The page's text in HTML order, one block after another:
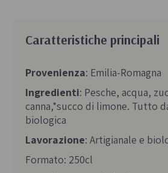
Caratteristiche principali
Provenienza: Emilia-Romagna
Ingredienti: Pesche, acqua,
canna,*succo di limone. Tutto
biologica
Lavorazione: Artigianale e
Formato: 250cl